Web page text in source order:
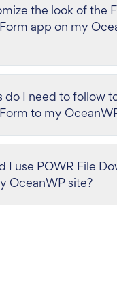
the look of the
app on my
do I need to follow
to my
I use POWR File
OceanWP site?